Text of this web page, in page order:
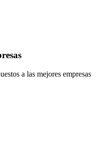
a las mejores empresas